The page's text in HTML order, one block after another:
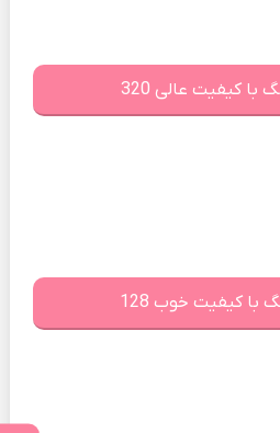
با کیفیت عالی 320
با کیفیت خوب 128